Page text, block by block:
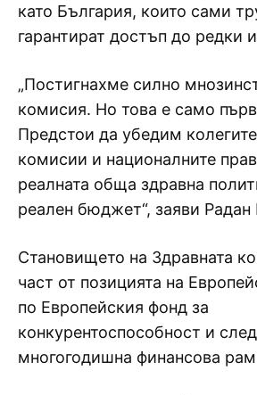
като България, които сами
гарантират достъп до редки
„Постигнахме силно
комисия. Но това е само
Предстои да убедим
комисии и националните
реалната обща здравна
реален бюджет“, заяви Радан
Становището на Здравната
част от позицията на
по Европейския фонд за
конкурентоспособност и
многогодишна финансова